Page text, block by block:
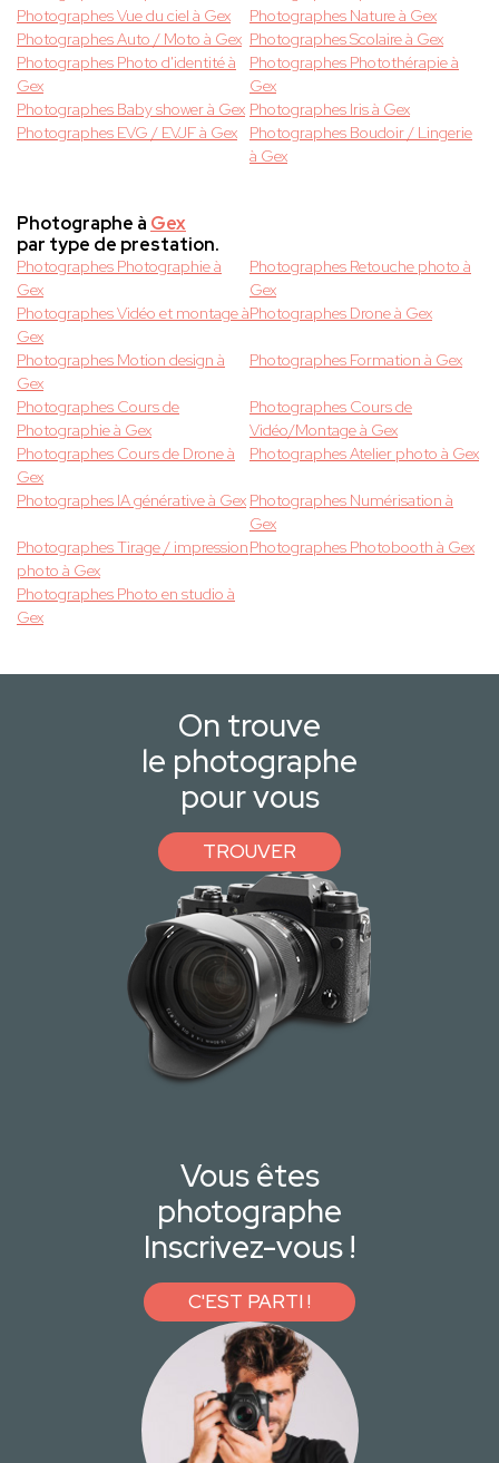
Photographes Vue du ciel à Gex
Photographes Nature à Gex
Photographes Auto / Moto à Gex Photographes Scolaire à Gex
Photographes Photo d'identité à
Gex
Photographes Photothérapie à
Gex
Photographes Baby shower à Gex Photographes Iris à Gex
Photographes EVG / EVJF à Gex
Photographes Boudoir / Lingerie
à Gex
Photographe à Gex
par type de prestation.
Photographes Photographie à
Gex
Photographes Retouche photo à
Gex
Photographes Vidéo et montage à
Gex
Photographes Drone à Gex
Photographes Motion design à
Gex
Photographes Formation à Gex
Photographes Cours de
Photographie à Gex
Photographes Cours de
Vidéo/Montage à Gex
Photographes Cours de Drone à
Gex
Photographes Atelier photo à Gex
Photographes IA générative à Gex Photographes Numérisation à
Gex
Photographes Tirage / impression
photo à Gex
Photographes Photobooth à Gex
Photographes Photo en studio à
Gex
On trouve
le photographe
pour vous
TROUVER
Vous êtes
photographe
Inscrivez-vous !
C'EST PARTI !